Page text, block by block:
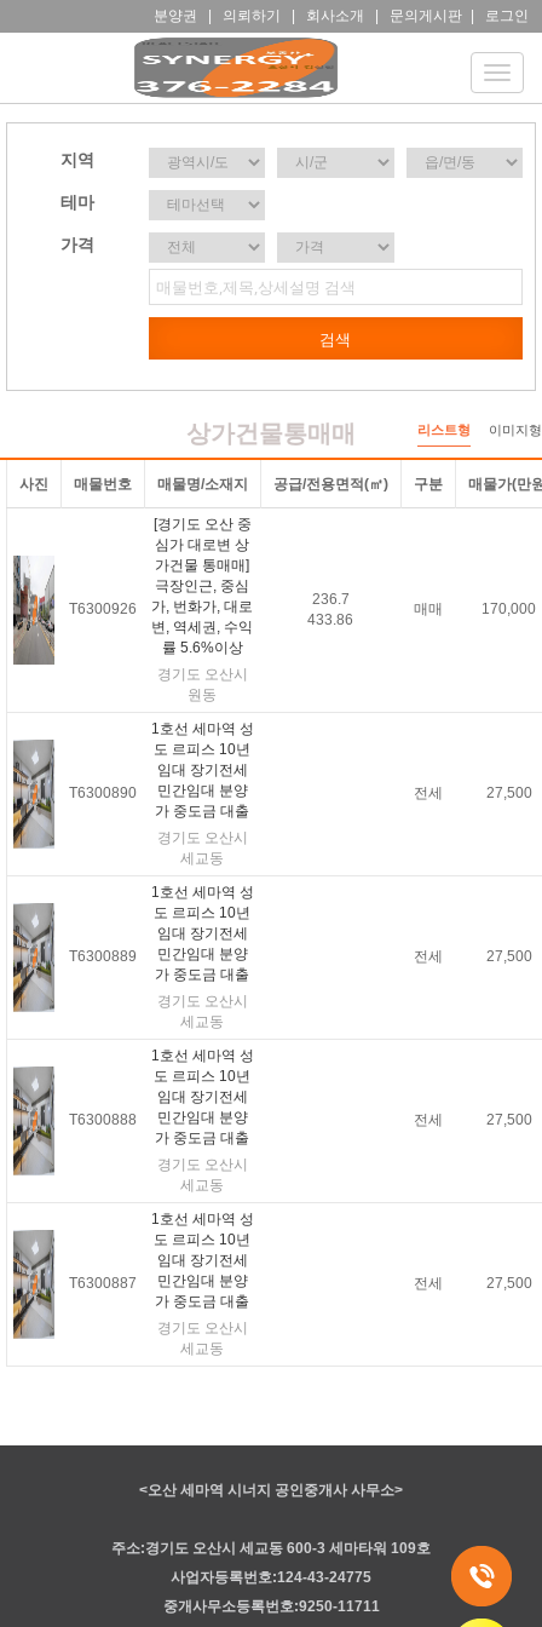
분양권 의뢰하기 회사소개 문의게시판 로그인
Toggle
지역
테마
가격
상가건물통매매 리스트형 이미지형
사진 매물번호 매물명/소재지 공급/전용면적(㎡) 구분 매물가(만
T6300926
[경기도 오산 중
심가 대로변 상
가건물 통매매]
극장인근, 중심
가, 번화가, 대로
변, 역세권, 수익
률 5.6%이상
경기도 오산시
원동
236.7
433.86
매매 170,000
T6300890
1호선 세마역 성
도 르피스 10년
임대 장기전세
민간임대 분양
가 중도금 대출
경기도 오산시
세교동
전세 27,500
T6300889
1호선 세마역 성
도 르피스 10년
임대 장기전세
민간임대 분양
가 중도금 대출
경기도 오산시
세교동
전세 27,500
T6300888
1호선 세마역 성
도 르피스 10년
임대 장기전세
민간임대 분양
가 중도금 대출
경기도 오산시
세교동
전세 27,500
T6300887
1호선 세마역 성
도 르피스 10년
임대 장기전세
민간임대 분양
가 중도금 대출
경기도 오산시
세교동
전세 27,500
<오산 세마역 시너지 공인중개사 사무소>
주소:경기도 오산시 세교동 600-3 세마타워 109호
사업자등록번호:124-43-24775
중개사무소등록번호:9250-11711